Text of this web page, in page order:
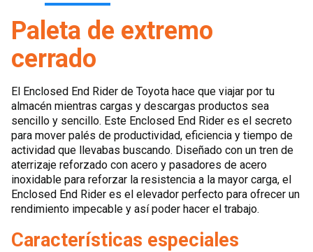
Paleta de extremo
cerrado
El Enclosed End Rider de Toyota hace que viajar por tu
almacén mientras cargas y descargas productos sea
sencillo y sencillo. Este Enclosed End Rider es el secreto
para mover palés de productividad, eficiencia y tiempo de
actividad que llevabas buscando. Diseñado con un tren de
aterrizaje reforzado con acero y pasadores de acero
inoxidable para reforzar la resistencia a la mayor carga, el
Enclosed End Rider es el elevador perfecto para ofrecer un
rendimiento impecable y así poder hacer el trabajo.
Características especiales